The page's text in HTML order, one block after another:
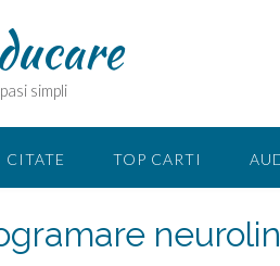
simpli
CITATE TOP CARTI